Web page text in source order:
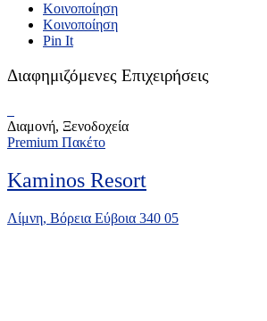
Κοινοποίηση
Κοινοποίηση
Pin It
Διαφημιζόμενες Επιχειρήσεις
Διαμονή, Ξενοδοχεία
Premium Πακέτο
Kaminos Resort
Λίμνη, Βόρεια Εύβοια 340 05